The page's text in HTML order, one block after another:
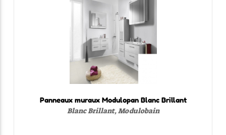
Panneaux muraux Modulopan Blanc Brillant
Blanc Brillant, Modulobain